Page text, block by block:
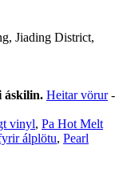
Jiading District,
áskilin. Heitar vörur-
vinyl, Pa Hot Melt
álplötu, Pearl